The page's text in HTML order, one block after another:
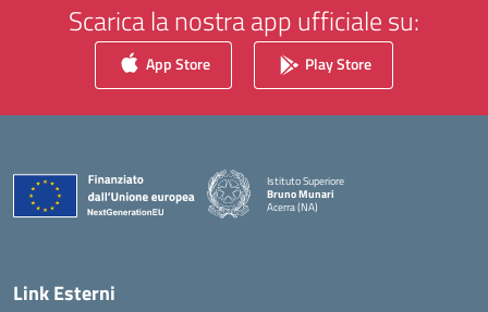
Scarica la nostra app ufficiale su:
App Store Play Store
Istituto Superiore
Bruno Munari
Acerra (NA)
Link Esterni